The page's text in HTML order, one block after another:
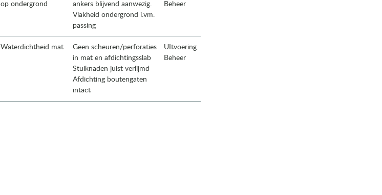
op ondergrond
ankers blijvend aanwezig.
Vlakheid ondergrond i.vm.
passing
Beheer
Waterdichtheid mat
Geen scheuren/perforaties
in mat en afdichtingsslab
Stuiknaden juist verlijmd
Afdichting boutengaten
intact
UItvoering
Beheer